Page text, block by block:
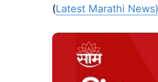
(Latest Marathi News)